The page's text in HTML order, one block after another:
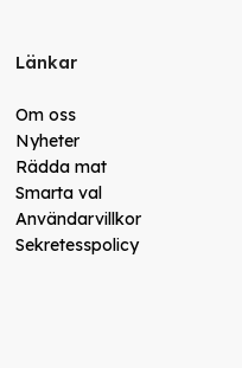
Länkar
Om oss
Nyheter
Rädda mat
Smarta val
Användarvillkor
Sekretesspolicy